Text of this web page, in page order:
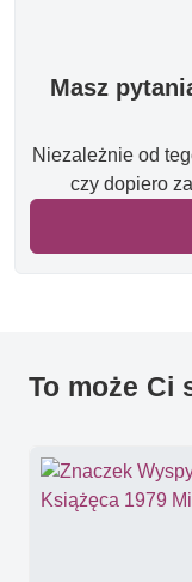
Masz
Niezależnie od
czy dopiero
To może Ci